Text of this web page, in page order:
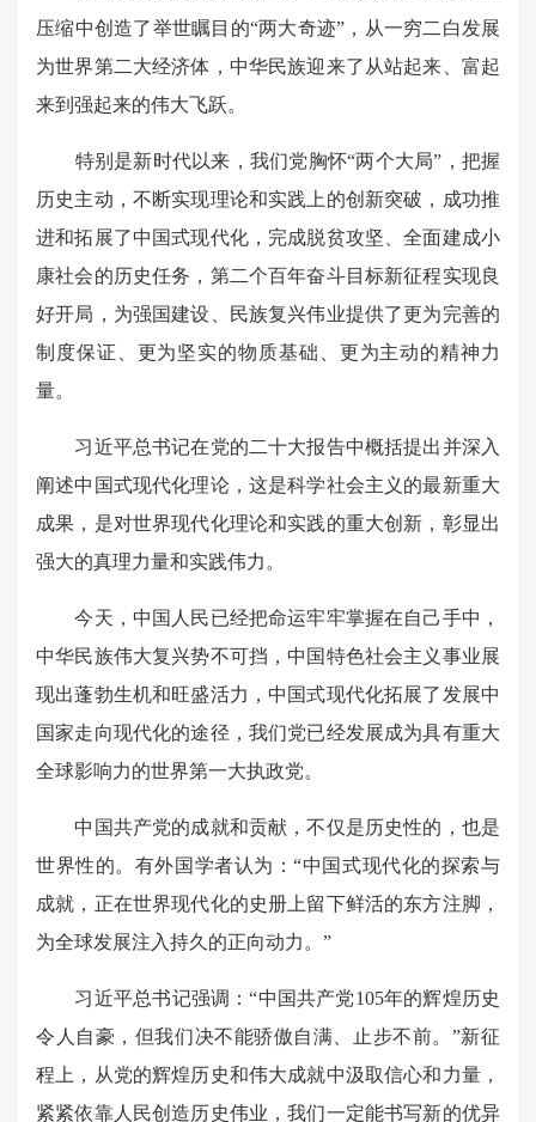
压缩中创造了举世瞩目的“两大奇迹”，从一穷二白发展
为世界第二大经济体，中华民族迎来了从站起来、富起
来到强起来的伟大飞跃。
特别是新时代以来，我们党胸怀“两个大局”，把握
历史主动，不断实现理论和实践上的创新突破，成功推
进和拓展了中国式现代化，完成脱贫攻坚、全面建成小
康社会的历史任务，第二个百年奋斗目标新征程实现良
好开局，为强国建设、民族复兴伟业提供了更为完善的
制度保证、更为坚实的物质基础、更为主动的精神力
量。
习近平总书记在党的二十大报告中概括提出并深入
阐述中国式现代化理论，这是科学社会主义的最新重大
成果，是对世界现代化理论和实践的重大创新，彰显出
强大的真理力量和实践伟力。
今天，中国人民已经把命运牢牢掌握在自己手中，
中华民族伟大复兴势不可挡，中国特色社会主义事业展
现出蓬勃生机和旺盛活力，中国式现代化拓展了发展中
国家走向现代化的途径，我们党已经发展成为具有重大
全球影响力的世界第一大执政党。
中国共产党的成就和贡献，不仅是历史性的，也是
世界性的。有外国学者认为：“中国式现代化的探索与
成就，正在世界现代化的史册上留下鲜活的东方注脚，
为全球发展注入持久的正向动力。”
习近平总书记强调：“中国共产党105年的辉煌历史
令人自豪，但我们决不能骄傲自满、止步不前。”新征
程上，从党的辉煌历史和伟大成就中汲取信心和力量，
紧紧依靠人民创造历史伟业，我们一定能书写新的优异